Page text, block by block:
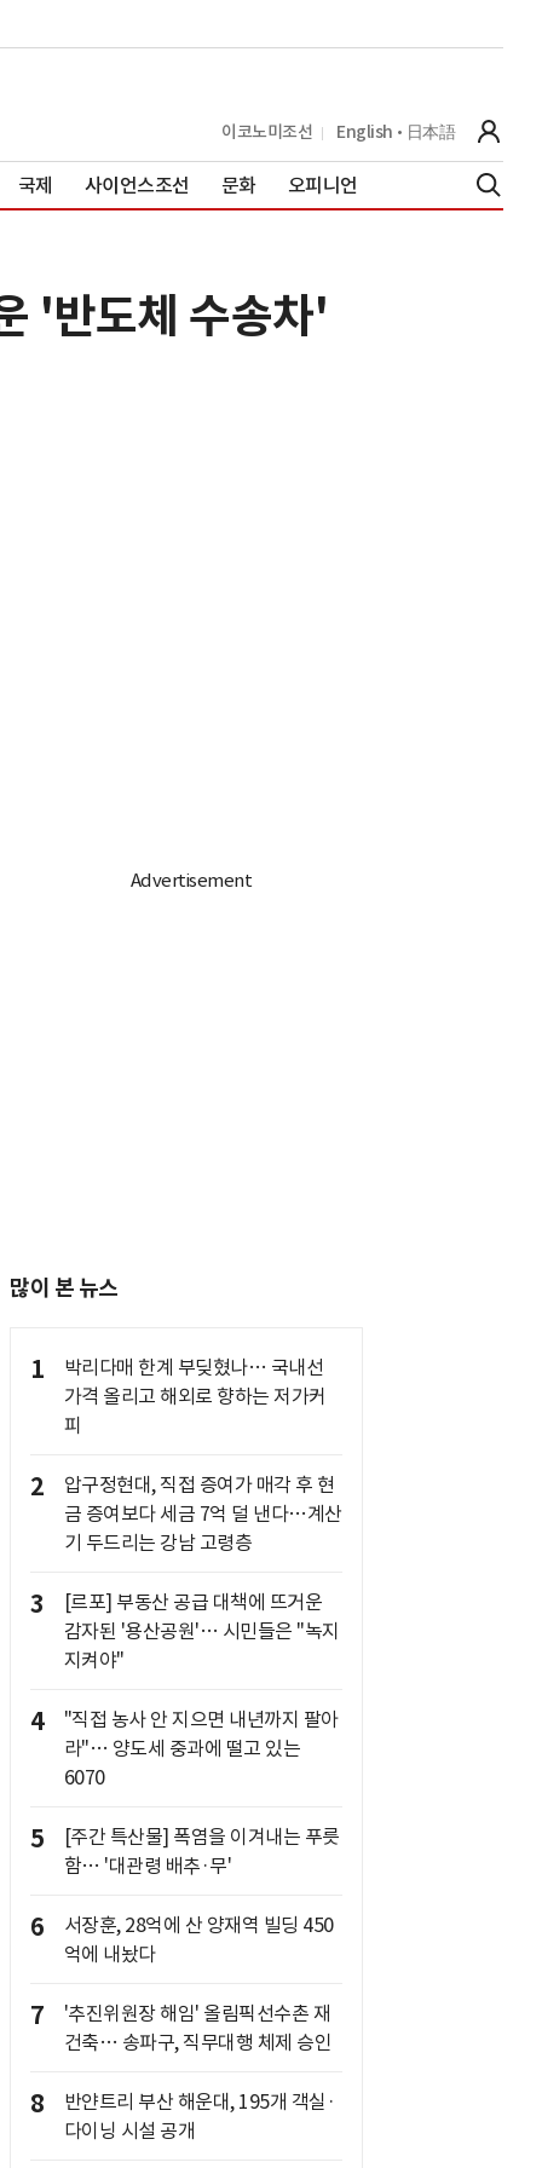
이코노미조선 English 日本語
국제 사이언스조선 문화 오피니언
'반도체 수송차'
많이 본 뉴스
1
박리다매 한계 부딪혔나… 국내선
가격 올리고 해외로 향하는 저가커
피
2
압구정현대, 직접 증여가 매각 후 현
금 증여보다 세금 7억 덜 낸다…계산
기 두드리는 강남 고령층
3
[르포] 부동산 공급 대책에 뜨거운
감자된 '용산공원'… 시민들은 "녹지
지켜야"
4
"직접 농사 안 지으면 내년까지 팔아
라"… 양도세 중과에 떨고 있는
6070
5
[주간 특산물] 폭염을 이겨내는 푸릇
함… '대관령 배추·무'
6
서장훈, 28억에 산 양재역 빌딩 450
억에 내놨다
7
'추진위원장 해임' 올림픽선수촌 재
건축… 송파구, 직무대행 체제 승인
8
반얀트리 부산 해운대, 195개 객실·
다이닝 시설 공개